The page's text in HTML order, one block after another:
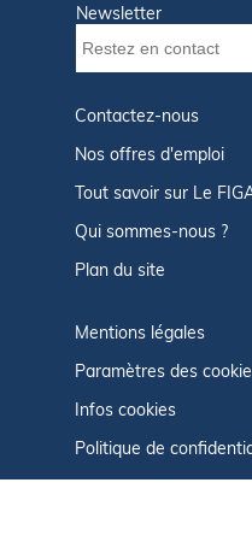
Newsletter
Contactez-nous
Nos offres d'emploi
Tout savoir sur Le
Qui sommes-nous ?
Plan du site
Mentions légales
Paramètres des
Infos cookies
Politique de
CGU